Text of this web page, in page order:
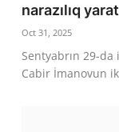
narazılıq
Oct 31, 2025
Sentyabrın 29-
Cabir İmanovun